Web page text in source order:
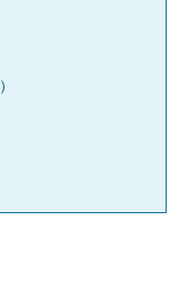
）